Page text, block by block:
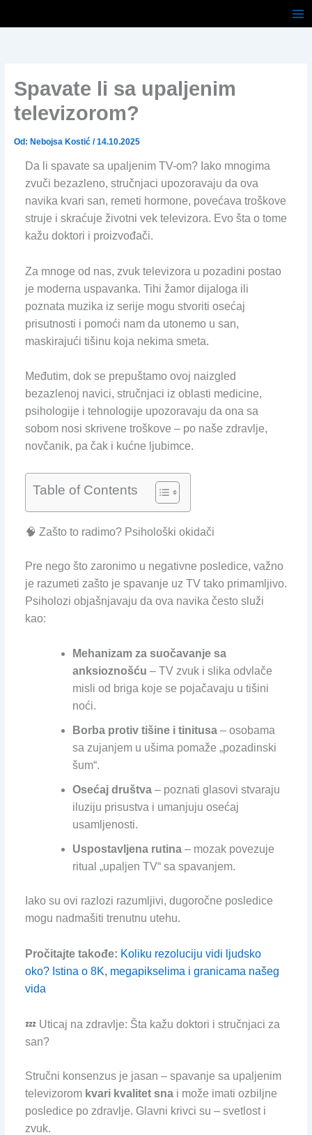
Spavate li sa upaljenim
televizorom?
Od: Nebojsa Kostić /14.10.2025
Da li spavate sa upaljenim TV-om? Iako mnogima
zvuči bezazleno, stručnjaci upozoravaju da ova
navika kvari san, remeti hormone, povećava troškove
struje i skraćuje životni vek televizora. Evo šta o tome
kažu doktori i proizvođači.
Za mnoge od nas, zvuk televizora u pozadini postao
je moderna uspavanka. Tihi žamor dijaloga ili
poznata muzika iz serije mogu stvoriti osećaj
prisutnosti i pomoći nam da utonemo u san,
maskirajući tišinu koja nekima smeta.
Međutim, dok se prepuštamo ovoj naizgled
bezazlenoj navici, stručnjaci iz oblasti medicine,
psihologije i tehnologije upozoravaju da ona sa
sobom nosi skrivene troškove – po naše zdravlje,
novčanik, pa čak i kućne ljubimce.
Table of Contents
🧠 Zašto to radimo? Psihološki okidači
Pre nego što zaronimo u negativne posledice, važno
je razumeti zašto je spavanje uz TV tako primamljivo.
Psiholozi objašnjavaju da ova navika često služi
kao:
Mehanizam za suočavanje sa
anksioznošću – TV zvuk i slika odvlače
misli od briga koje se pojačavaju u tišini
noći.
Borba protiv tišine i tinitusa– osobama
sa zujanjem u ušima pomaže „pozadinski
šum“.
Osećaj društva– poznati glasovi stvaraju
iluziju prisustva i umanjuju osećaj
usamljenosti.
Uspostavljena rutina– mozak povezuje
ritual „upaljen TV“ sa spavanjem.
Iako su ovi razlozi razumljivi, dugoročne posledice
mogu nadmašiti trenutnu utehu.
Pročitajte takođe: Koliku rezoluciju vidi ljudsko
oko? Istina o 8K, megapikselima i granicama našeg
vida
💤 Uticaj na zdravlje: Šta kažu doktori i stručnjaci za
san?
Stručni konsenzus je jasan – spavanje sa upaljenim
televizorom kvari kvalitet snai može imati ozbiljne
posledice po zdravlje. Glavni krivci su – svetlost i
zvuk.